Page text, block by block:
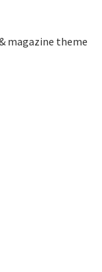
magazine theme